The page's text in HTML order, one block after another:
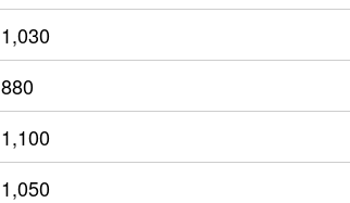
1,030
880
1,100
1,050